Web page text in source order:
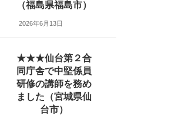
（福島県福島市）
2026年6月13日
★★★仙台第２合
同庁舎で中堅係員
研修の講師を務め
ました（宮城県仙
台市）